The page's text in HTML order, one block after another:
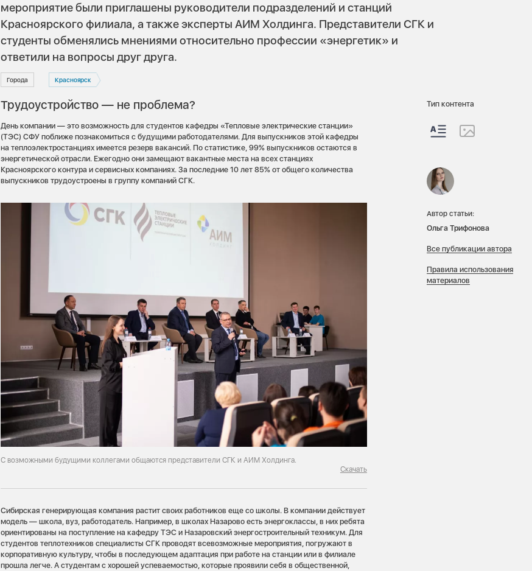
мероприятие были приглашены руководители подразделений и станций
Красноярского филиала, а также эксперты АИМ Холдинга. Представители СГК и
студенты обменялись мнениями относительно профессии «энергетик» и
ответили на вопросы друг друга.
Города Красноярск
Трудоустройство — не проблема?
День компании — это возможность для студентов кафедры «Тепловые электрические станции»
(ТЭС) СФУ поближе познакомиться с будущими работодателями. Для выпускников этой кафедры
на теплоэлектростанциях имеется резерв вакансий. По статистике, 99% выпускников остаются в
энергетической отрасли. Ежегодно они замещают вакантные места на всех станциях
Красноярского контура и сервисных компаниях. За последние 10 лет 85% от общего количества
выпускников трудоустроены в группу компаний СГК.
С возможными будущими коллегами общаются представители СГК и АИМ Холдинга.
Скачать
Сибирская генерирующая компания растит своих работников еще со школы. В компании действует
модель — школа, вуз, работодатель. Например, в школах Назарово есть энергоклассы, в них ребята
ориентированы на поступление на кафедру ТЭС и Назаровский энергостроительный техникум. Для
студентов теплотехников специалисты СГК проводят всевозможные мероприятия, погружают в
корпоративную культуру, чтобы в последующем адаптация при работе на станции или в филиале
прошла легче. А студентам с хорошей успеваемостью, которые проявили себя в общественной,
Тип контента
Автор статьи:
Ольга Трифонова
Все публикации автора
Правила использования
материалов